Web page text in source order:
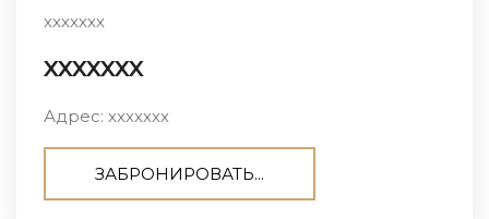
ххххххх
ххххххх
Адрес: ххххххх
ЗАБРОНИРОВАТЬ...